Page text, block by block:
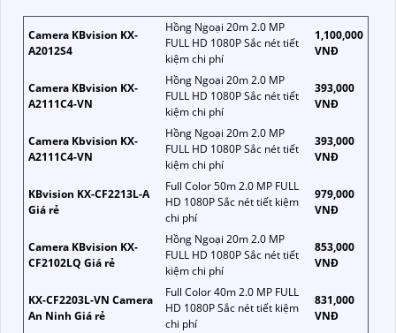
Camera KBvision KX-
A2012S4
Hồng Ngoại 20m 2.0 MP
FULL HD 1080P Sắc nét tiết
kiệm chi phí
1,100,000
VNĐ
Camera KBvision KX-
A2111C4-VN
Hồng Ngoại 20m 2.0 MP
FULL HD 1080P Sắc nét tiết
kiệm chi phí
393,000
VNĐ
Camera Kbvision KX-
A2111C4-VN
Hồng Ngoại 20m 2.0 MP
FULL HD 1080P Sắc nét tiết
kiệm chi phí
393,000
VNĐ
KBvision KX-CF2213L-A
Giá rẻ
Full Color 50m 2.0 MP FULL
HD 1080P Sắc nét tiết kiệm
chi phí
979,000
VNĐ
Camera KBvision KX-
CF2102LQ Giá rẻ
Hồng Ngoại 20m 2.0 MP
FULL HD 1080P Sắc nét tiết
kiệm chi phí
853,000
VNĐ
KX-CF2203L-VN Camera
An Ninh Giá rẻ
Full Color 40m 2.0 MP FULL
HD 1080P Sắc nét tiết kiệm
chi phí
831,000
VNĐ